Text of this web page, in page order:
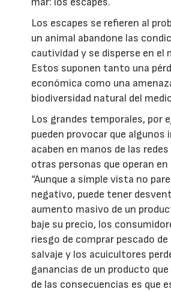
Los escapes se refieren al
un animal abandone las
cautividad y se disperse en el
Estos suponen tanto una
económica como una
biodiversidad natural del
Los grandes temporales, por
pueden provocar que algunos
acaben en manos de las redes
otras personas que operan en
“Aunque a simple vista no
negativo, puede tener
aumento masivo de un
baje su precio, los
riesgo de comprar pescado
salvaje y los acuicultores
ganancias de un producto
de las consecuencias es que